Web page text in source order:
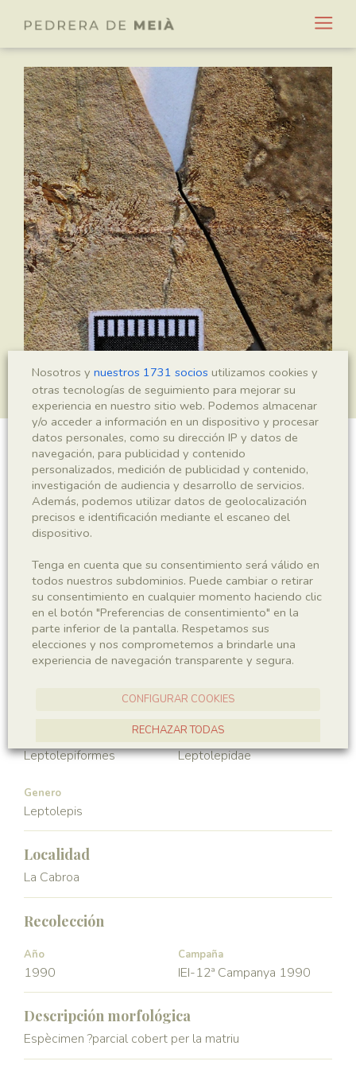
Leptolepis sp.
Sigla
Taxonomía
Reino
Animalia
Phyllum
Chordata
Actinopterygii
Leptolepiformes
Familia
Leptolepidae
Genero
Leptolepis
Localidad
La Cabroa
Recolección
Año
1990
Campaña
IEI-12ª Campanya 1990
Descripción morfológica
Espècimen ?parcial cobert per la matriu
Nosotros y nuestros 1731 socios utilizamos cookies y
otras tecnologías de seguimiento para mejorar su
experiencia en nuestro sitio web. Podemos almacenar
y/o acceder a información en un dispositivo y procesar
datos personales, como su dirección IP y datos de
navegación, para publicidad y contenido
personalizados, medición de publicidad y contenido,
investigación de audiencia y desarrollo de servicios.
Además, podemos utilizar datos de geolocalización
precisos e identificación mediante el escaneo del
dispositivo.
Tenga en cuenta que su consentimiento será válido en
todos nuestros subdominios. Puede cambiar o retirar
su consentimiento en cualquier momento haciendo clic
en el botón "Preferencias de consentimiento" en la
parte inferior de la pantalla. Respetamos sus
elecciones y nos comprometemos a brindarle una
experiencia de navegación transparente y segura.
CONFIGURAR COOKIES
RECHAZAR TODAS
ACEPTAR TODAS